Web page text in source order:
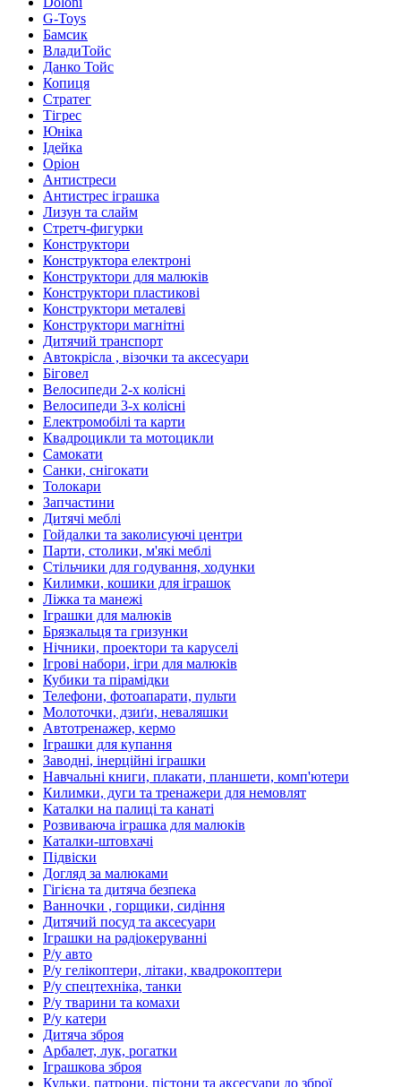
G-Toys
Бамсик
ВладиТойс
Данко Тойс
Копиця
Стратег
Тігрес
Юніка
Ідейка
Оріон
Антистреси
Антистрес іграшка
Лизун та слайм
Стретч-фигурки
Конструктори
Конструктора електроні
Конструктори для малюків
Конструктори пластикові
Конструктори металеві
Конструктори магнітні
Дитячий транспорт
Автокрісла , візочки та аксесуари
Біговел
Велосипеди 2-х колісні
Велосипеди 3-х колісні
Електромобілі та карти
Квадроцикли та мотоцикли
Самокати
Санки, снігокати
Толокари
Запчастини
Дитячі меблі
Гойдалки та заколисуючі центри
Парти, столики, м'які меблі
Стільчики для годування, ходунки
Килимки, кошики для іграшок
Ліжка та манежі
Іграшки для малюків
Брязкальця та гризунки
Нічники, проектори та каруселі
Ігрові набори, ігри для малюків
Кубики та пірамідки
Телефони, фотоапарати, пульти
Молоточки, дзиґи, неваляшки
Автотренажер, кермо
Іграшки для купання
Заводні, інерційні іграшки
Навчальні книги, плакати, планшети, комп'ютери
Килимки, дуги та тренажери для немовлят
Каталки на палиці та канаті
Розвиваюча іграшка для малюків
Каталки-штовхачі
Підвіски
Догляд за малюками
Гігієна та дитяча безпека
Ванночки , горщики, сидіння
Дитячий посуд та аксесуари
Іграшки на радіокеруванні
Р/у авто
Р/у гелікоптери, літаки, квадрокоптери
Р/у спецтехніка, танки
Р/у тварини та комахи
Р/у катери
Дитяча зброя
Арбалет, лук, рогатки
Іграшкова зброя
Кульки, патрони, пістони та аксесуари до зброї